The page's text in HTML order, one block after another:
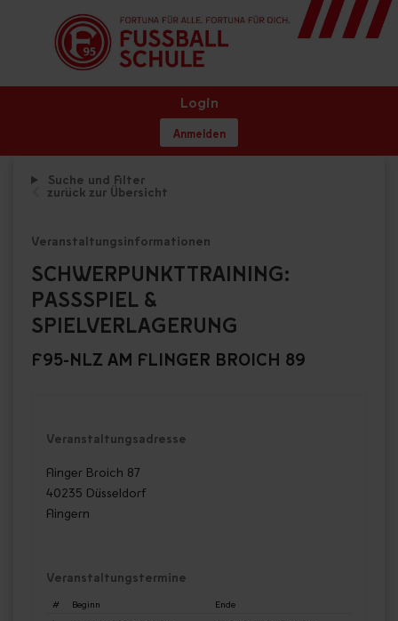
Login
Anmelden
Suche und Filter
zurück zur Übersicht
Veranstaltungsinformationen
SCHWERPUNKTTRAINING:
PASSSPIEL &
SPIELVERLAGERUNG
F95-NLZ AM FLINGER BROICH 89
Veranstaltungsadresse
Flinger Broich 87
40235 Düsseldorf
Flingern
Veranstaltungstermine
# Beginn
Ende